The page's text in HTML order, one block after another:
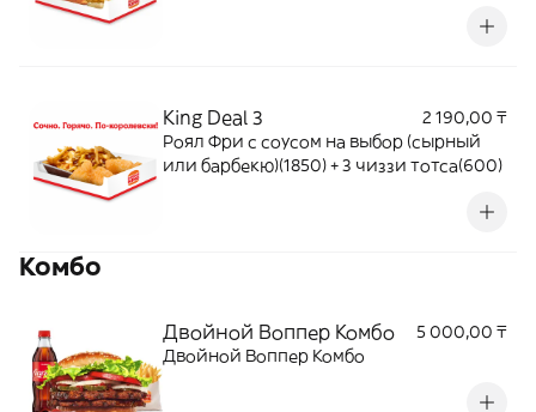
King Deal 3
2 190,00 ₸
Роял Фри с соусом на выбор (сырный
или барбекю)(1850) + 3 чиззи тотса(600)
Комбо
Двойной Воппер Комбо
5 000,00 ₸
Двойной Воппер Комбо